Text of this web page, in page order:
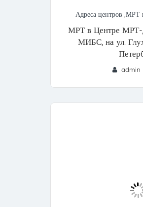
Адреса центров ,МРТ
МРТ в Центре МРТ-
МИБС, на ул.
admin